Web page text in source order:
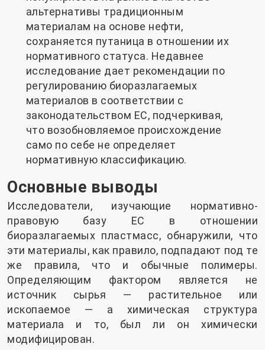
альтернативы традиционным
материалам на основе нефти,
сохраняется путаница в отношении их
нормативного статуса. Недавнее
исследование дает рекомендации по
регулированию биоразлагаемых
материалов в соответствии с
законодательством ЕС, подчеркивая,
что возобновляемое происхождение
само по себе не определяет
нормативную классификацию.
Основные выводы
Исследователи, изучающие нормативно-
правовую базу ЕС в отношении
биоразлагаемых пластмасс, обнаружили, что
эти материалы, как правило, подпадают под те
же правила, что и обычные полимеры.
Определяющим фактором является не
источник сырья — растительное или
ископаемое — а химическая структура
материала и то, был ли он химически
модифицирован.